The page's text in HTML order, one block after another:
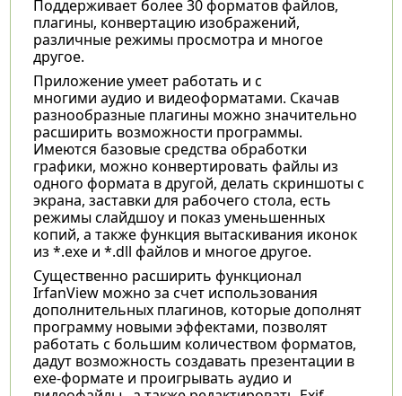
Поддерживает более 30 форматов файлов,
плагины, конвертацию изображений,
различные режимы просмотра и многое
другое.
Приложение умеет работать и с
многими аудио и видеоформатами. Скачав
разнообразные плагины можно значительно
расширить возможности программы.
Имеются базовые средства обработки
графики, можно конвертировать файлы из
одного формата в другой, делать скриншоты с
экрана, заставки для рабочего стола, есть
режимы слайдшоу и показ уменьшенных
копий, а также функция вытаскивания иконок
из *.exe и *.dll файлов и многое другое.
Существенно расширить функционал
IrfanView можно за счет использования
дополнительных плагинов, которые дополнят
программу новыми эффектами, позволят
работать с большим количеством форматов,
дадут возможность создавать презентации в
exe-формате и проигрывать аудио и